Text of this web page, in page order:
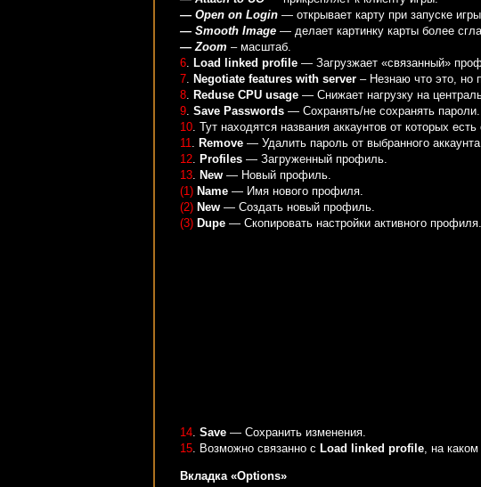
— Open on Login — открывает карту при запуске
— Smooth Image — делает картинку карты более
— Zoom – масштаб.
6. Load linked profile — Загрузжает «связанный»
7. Negotiate features with server – Незнаю что это, но
8. Reduse CPU usage — Снижает нагрузку на
9. Save Passwords — Сохранять/не сохранять пароли.
10. Тут находятся названия аккаунтов от которых
11. Remove — Удалить пароль от выбранного
12. Profiles — Загруженный профиль.
13. New — Новый профиль.
(1) Name — Имя нового профиля.
(2) New — Создать новый профиль.
(3) Dupe — Скопировать настройки активного профиля.
14. Save — Сохранить изменения.
15. Возможно связанно с Load linked profile, на
Вкладка «Options»